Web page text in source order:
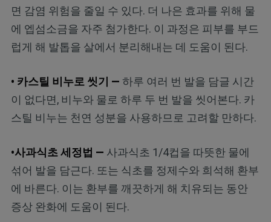
면 감염 위험을 줄일 수 있다. 더 나은 효과를 위해 물
에 엡섬소금을 자주 첨가한다. 이 과정은 피부를 부드
럽게 해 발톱을 살에서 분리해내는 데 도움이 된다.
• 카스틸 비누로 씻기 — 하루 여러 번 발을 담글 시간
이 없다면, 비누와 물로 하루 두 번 발을 씻어본다. 카
스틸 비누는 천연 성분을 사용하므로 고려할 만하다.
•사과식초 세정법 — 사과식초 1/4컵을 따뜻한 물에
섞어 발을 담근다. 또는 식초를 정제수와 희석해 환부
에 바른다. 이는 환부를 깨끗하게 해 치유되는 동안
증상 완화에 도움이 된다.